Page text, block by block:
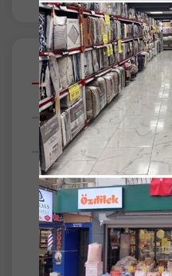
Taksit
Tüm
-%100 PAMUK KEYFİ,
YASTIK KILIFLI...
-Özdilek Ranforce
Çarşaf Seti
-Çarşaf:
kapatan yüksekliği